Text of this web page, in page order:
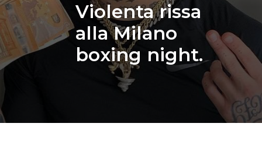
Violenta rissa
alla Milano
boxing night.